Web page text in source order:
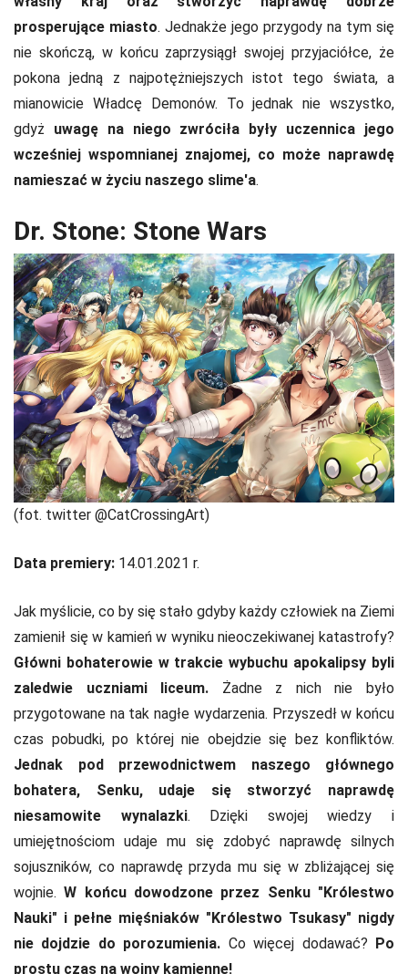
prosperujące miasto. Jednakże jego przygody na tym się
nie skończą, w końcu zaprzysiągł swojej przyjaciółce, że
pokona jedną z najpotężniejszych istot tego świata, a
mianowicie Władcę Demonów. To jednak nie wszystko,
gdyż uwagę na niego zwróciła były uczennica jego
wcześniej wspomnianej znajomej, co może naprawdę
namieszać w życiu naszego slime'a.
Dr. Stone: Stone Wars
(fot. twitter @CatCrossingArt)
Data premiery: 14.01.2021 r.
Jak myślicie, co by się stało gdyby każdy człowiek na Ziemi
zamienił się w kamień w wyniku nieoczekiwanej katastrofy?
Główni bohaterowie w trakcie wybuchu apokalipsy byli
zaledwie uczniami liceum. Żadne z nich nie było
przygotowane na tak nagłe wydarzenia. Przyszedł w końcu
czas pobudki, po której nie obejdzie się bez konfliktów.
Jednak pod przewodnictwem naszego głównego
bohatera, Senku, udaje się stworzyć naprawdę
niesamowite wynalazki. Dzięki swojej wiedzy i
umiejętnościom udaje mu się zdobyć naprawdę silnych
sojuszników, co naprawdę przyda mu się w zbliżającej się
wojnie.W końcu dowodzone przez Senku "Królestwo
Nauki" i pełne mięśniaków "Królestwo Tsukasy" nigdy
nie dojdzie do porozumienia. Co więcej dodawać? Po
prostu czas na wojny kamienne!